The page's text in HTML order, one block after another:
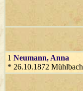
1 Neumann, Anna
* 26.10.1872 Mühlbach